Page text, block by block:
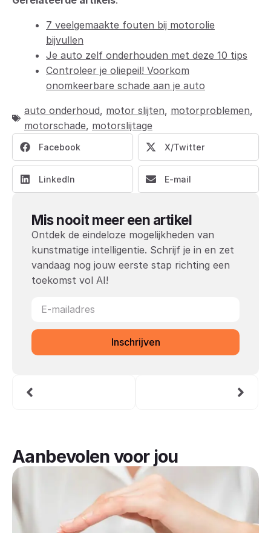
7 veelgemaakte fouten bij motorolie
bijvullen
Je auto zelf onderhouden met deze 10 tips
Controleer je oliepeil! Voorkom
onomkeerbare schade aan je auto
auto onderhoud, motor slijten, motorproblemen,
motorschade, motorslijtage
Facebook X/Twitter
LinkedIn E-mail
Mis nooit meer een artikel
Ontdek de eindeloze mogelijkheden van
kunstmatige intelligentie. Schrijf je in en zet
vandaag nog jouw eerste stap richting een
toekomst vol AI!
Inschrijven
Aanbevolen voor jou